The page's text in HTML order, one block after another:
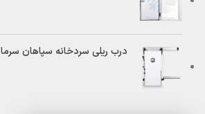
درب ریلی سردخانه سپاهان سرما